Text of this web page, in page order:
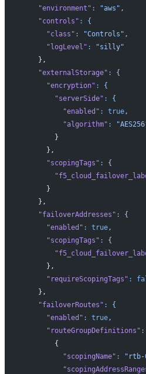
    "environment"
:
"aws",
    "controls"
:
{
      "class"
:
"Controls",
      "logLevel"
:
"silly"
    },
    "externalStorage"
:
{
      "encryption"
:
{
        "serverSide"
:
{
          "enabled"
: true,
          "algorithm"
:
        }
      },
      "scopingTags"
:
{
      }
    },
    "failoverAddresses"
:
{
      "enabled"
: true,
      "scopingTags"
:
{
      },
      "requireScopingTags"
:
    },
    "failoverRoutes"
:
{
      "enabled"
: true,
      "routeGroupDefinitions"
:
        {
          "scopingName"
:
"rtb-